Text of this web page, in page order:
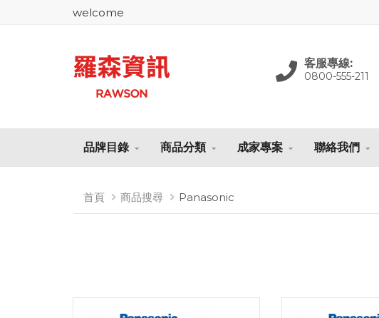
welcome
客服專線:
0800-555-211
品牌目錄 商品分類 成家專案 聯絡我們
首頁 商品搜尋 Panasonic